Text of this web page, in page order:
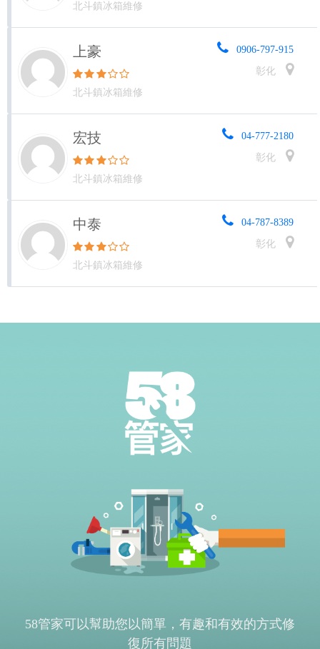
北斗鎮冰箱維修
上豪
北斗鎮冰箱維修
0906-797-915
彰化
宏技
北斗鎮冰箱維修
04-777-2180
彰化
中泰
北斗鎮冰箱維修
04-787-8389
彰化
58管家可以幫助您以簡單，有趣和有效的方式修
復所有問題